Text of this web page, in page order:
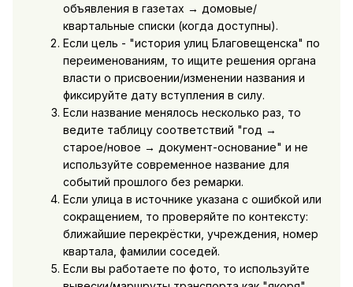
объявления в газетах → домовые/
квартальные списки (когда доступны).
Если цель - "история улиц Благовещенска" по
переименованиям, то ищите решения органа
власти о присвоении/изменении названия и
фиксируйте дату вступления в силу.
Если название менялось несколько раз, то
ведите таблицу соответствий "год →
старое/новое → документ-основание" и не
используйте современное название для
событий прошлого без ремарки.
Если улица в источнике указана с ошибкой или
сокращением, то проверяйте по контексту:
ближайшие перекрёстки, учреждения, номер
квартала, фамилии соседей.
Если вы работаете по фото, то используйте